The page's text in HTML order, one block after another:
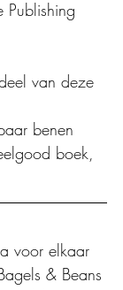
van deze
benen
boek,
voor elkaar
& Beans